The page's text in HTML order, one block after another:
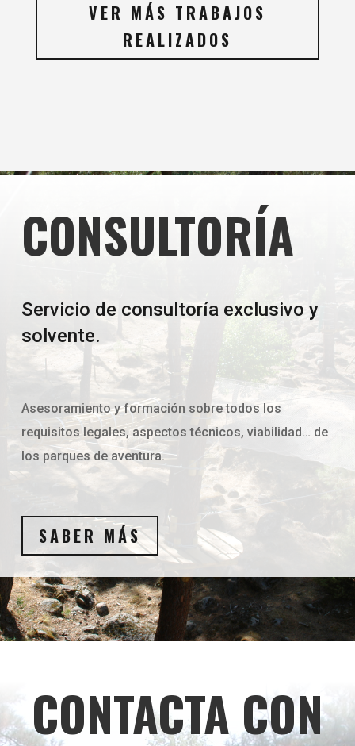
VER MÁS TRABAJOS
REALIZADOS
CONSULTORÍA
Servicio de consultoría exclusivo y
solvente.
Asesoramiento y formación sobre todos los
requisitos legales, aspectos técnicos, viabilidad… de
los parques de aventura.
SABER MÁS
CONTACTA CON